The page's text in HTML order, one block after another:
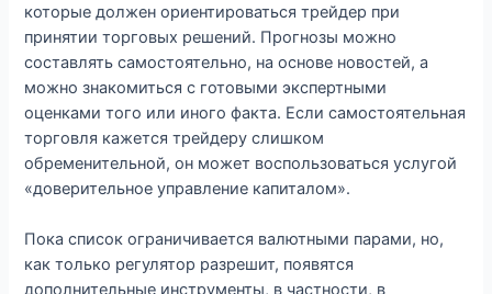
которые должен ориентироваться трейдер при
принятии торговых решений. Прогнозы можно
составлять самостоятельно, на основе новостей, а
можно знакомиться с готовыми экспертными
оценками того или иного факта. Если самостоятельная
торговля кажется трейдеру слишком
обременительной, он может воспользоваться услугой
«доверительное управление капиталом».
Пока список ограничивается валютными парами, но,
как только регулятор разрешит, появятся
дополнительные инструменты, в частности, в